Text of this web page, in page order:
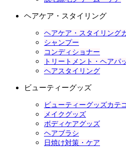
ヘアケア・スタイリング
ヘアケア・スタイリング
シャンプー
コンディショナー
トリートメント・ヘアパ
ヘアスタイリング
ビューティーグッズ
ビューティーグッズカテ
メイクグッズ
ボディケアグッズ
ヘアブラシ
日焼け対策・ケア